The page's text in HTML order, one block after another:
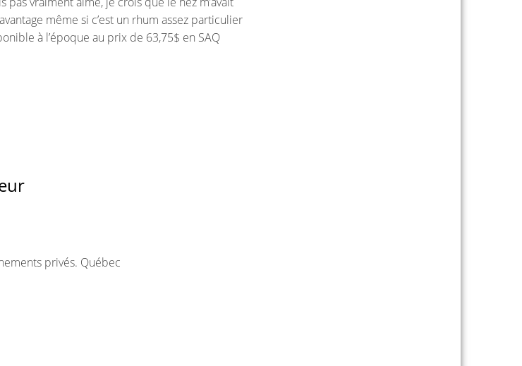
même si c’est un rhum assez particulier
à l’époque au prix de 63,75$ en SAQ
privés. Québec